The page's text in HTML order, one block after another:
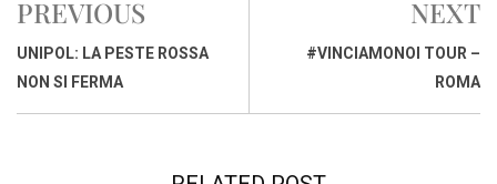
b
o
o
s
A
d
d
PREVIOUS
UNIPOL: LA PESTE ROSSA
NON SI FERMA
NEXT
#VINCIAMONOI TOUR –
ROMA